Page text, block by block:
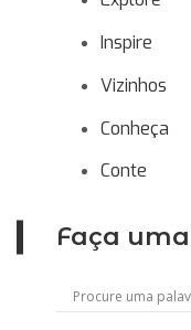
Inspire
Vizinhos
Conheça
Conte
Faça